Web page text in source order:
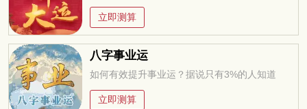
立即测算
八字事业运
如何有效提升事业运？据说只有3%的人知道
立即测算